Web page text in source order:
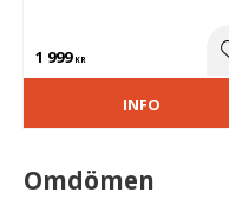
Omdömen
1 999KR
INFO